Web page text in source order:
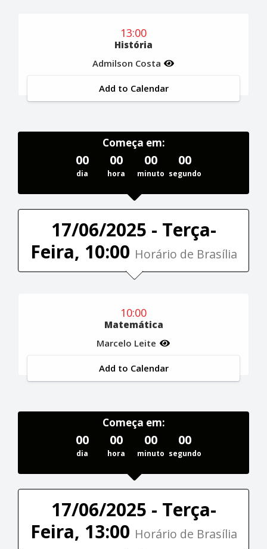
13:00
História
Admilson Costa
Add to Calendar
Começa em:
00
dia
00
hora
00
minuto
00
segundo
17/06/2025 - Terça-
Feira, 10:00 Horário de Brasília
10:00
Matemática
Marcelo Leite
Add to Calendar
Começa em:
00
dia
00
hora
00
minuto
00
segundo
17/06/2025 - Terça-
Feira, 13:00 Horário de Brasília